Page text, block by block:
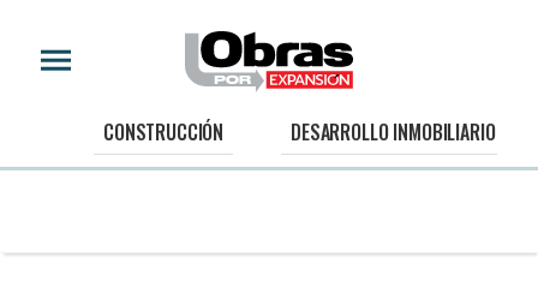
CONSTRUCCIÓN DESARROLLO INMOBILIARIO